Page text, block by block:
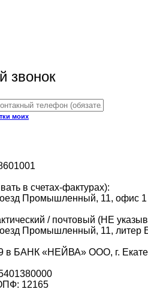
звонок
моих
в счетах-фактурах):
Промышленный, 11, офис 1
/ почтовый (НЕ
Промышленный, 11, литер
в БАНК «НЕЙВА» ООО, г.
12165